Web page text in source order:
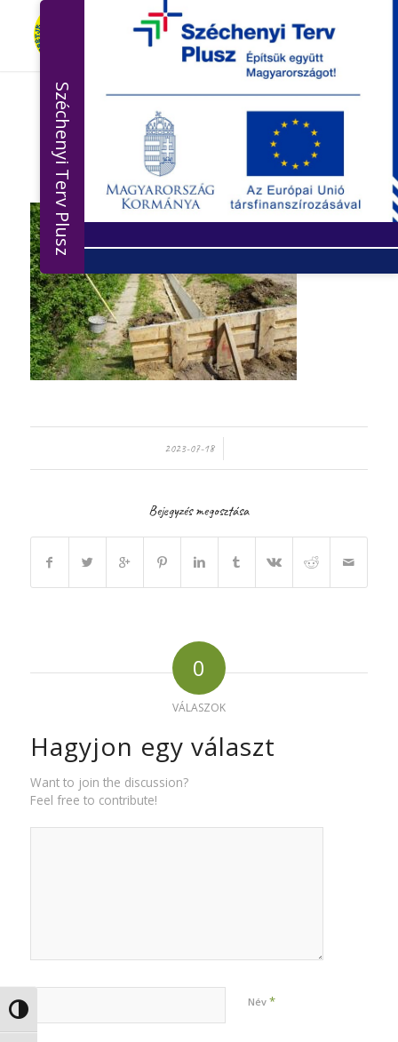
Nagy kontraszt váltása
50_1
2023-07-18
/
Bejegyzés megosztása
0
VÁLASZOK
Hagyjon egy választ
Want to join the discussion?
Feel free to contribute!
Név *
Széchenyi Terv Plusz